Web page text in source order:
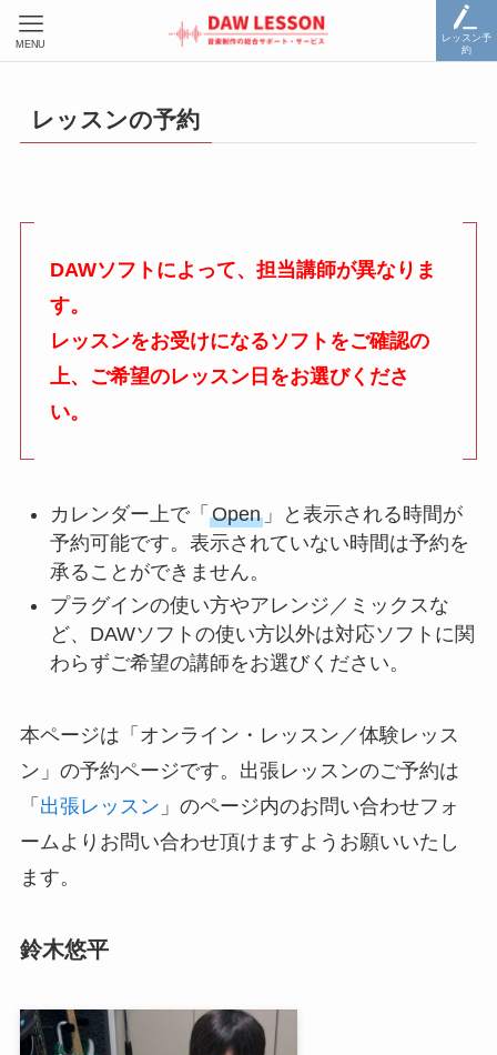
レッスン予
約
MENU
レッスンの予約
DAWソフトによって、担当講師が異なりま
す。
レッスンをお受けになるソフトをご確認の
上、ご希望のレッスン日をお選びくださ
い。
カレンダー上で「 Open」と表示される時間が
予約可能です。表示されていない時間は予約を
承ることができません。
プラグインの使い方やアレンジ／ミックスな
ど、DAWソフトの使い方以外は対応ソフトに関
わらずご希望の講師をお選びください。
本ページは「オンライン・レッスン／体験レッス
ン」の予約ページです。出張レッスンのご予約は
「 出張レッスン 」のページ内のお問い合わせフォ
ームよりお問い合わせ頂けますようお願いいたし
ます。
鈴木悠平